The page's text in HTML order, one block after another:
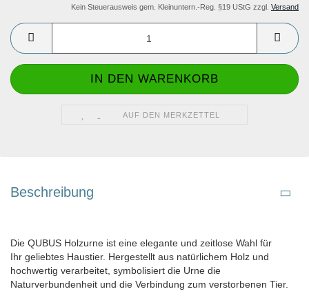
Kein Steuerausweis gem. Kleinuntern.-Reg. §19 UStG zzgl. Versand
AUF DEN MERKZETTEL
Beschreibung
Die QUBUS Holzurne ist eine elegante und zeitlose Wahl für
Ihr geliebtes Haustier. Hergestellt aus natürlichem Holz und
hochwertig verarbeitet, symbolisiert die Urne die
Naturverbundenheit und die Verbindung zum verstorbenen Tier.